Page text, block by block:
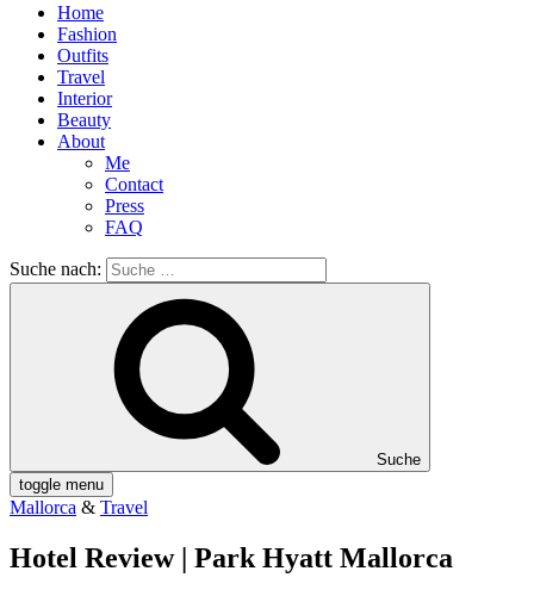
Home
Fashion
Outfits
Travel
Interior
Beauty
About
Me
Contact
Press
FAQ
Suche nach:
Suche
toggle menu
Mallorca & Travel
Hotel Review | Park Hyatt Mallorca